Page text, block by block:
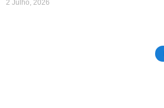
2 Julho, 2026